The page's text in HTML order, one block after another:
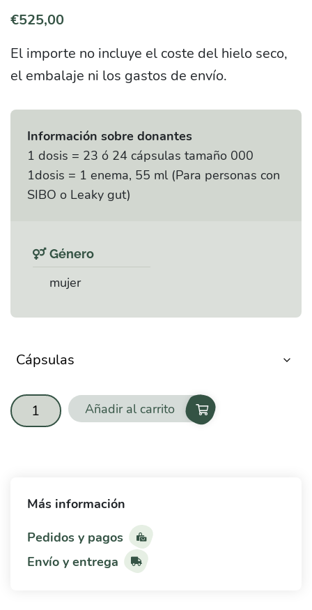
€525,00
El importe no incluye el coste del hielo seco,
el embalaje ni los gastos de envío.
Información sobre donantes
1 dosis = 23 ó 24 cápsulas tamaño 000
1dosis = 1 enema, 55 ml (Para personas con
SIBO o Leaky gut)
Género
mujer
DF4
Añadir al carrito
Más información
Pedidos y pagos
Envío y entrega